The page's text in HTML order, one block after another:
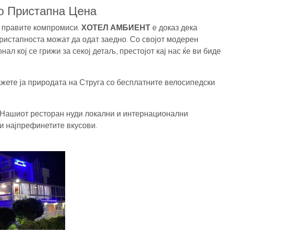
Пристапна Цена
компромиси. ХОТЕЛ АМБИЕНТ е доказ дека
можат да одат заедно. Со својот модерен
кој се грижи за секој детаљ, престојот кај нас ќе ви биде
ја природата на Струга со бесплатните велосипедски
ресторан нуди локални и интернационални
најпрефинетите вкусови.